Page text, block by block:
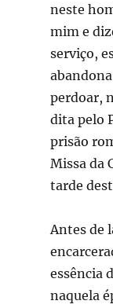
neste
mim e
serviço,
perdoar,
dita pelo
prisão
Missa da
tarde
Antes de
essência
naquela